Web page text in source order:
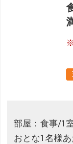
部屋：食事/1
おとな1名様